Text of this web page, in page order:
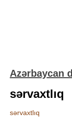
Azərbaycan
sərvaxtlıq
sərvaxtlıq